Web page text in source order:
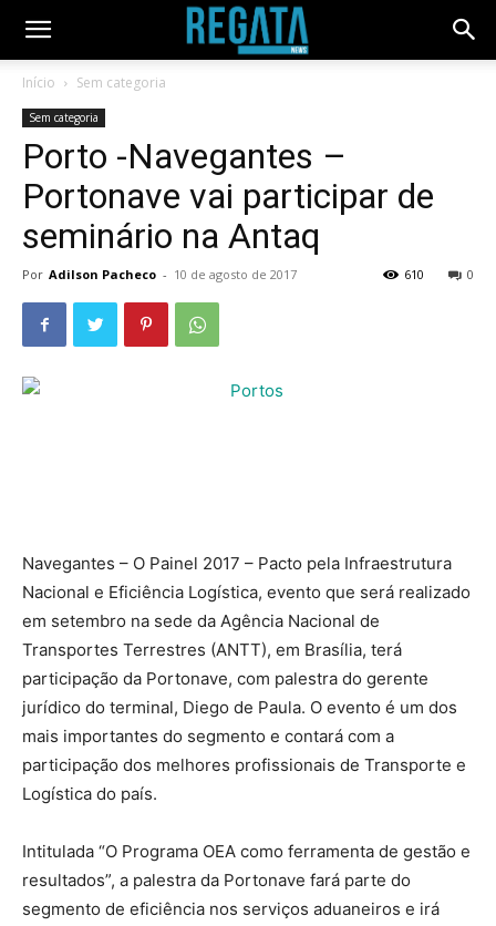
Início Sem categoria
Sem categoria
Porto -Navegantes –
Portonave vai participar de
seminário na Antaq
Por Adilson Pacheco - 10 de agosto de 2017 0
610
Navegantes – O Painel 2017 – Pacto pela Infraestrutura
Nacional e Eficiência Logística, evento que será realizado
em setembro na sede da Agência Nacional de
Transportes Terrestres (ANTT), em Brasília, terá
participação da Portonave, com palestra do gerente
jurídico do terminal, Diego de Paula. O evento é um dos
mais importantes do segmento e contará com a
participação dos melhores profissionais de Transporte e
Logística do país.
Intitulada “O Programa OEA como ferramenta de gestão e
resultados”, a palestra da Portonave fará parte do
segmento de eficiência nos serviços aduaneiros e irá